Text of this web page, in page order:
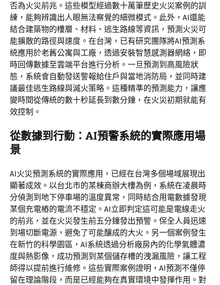
否為火災前兆。這些模型經過數十萬筆歷史火災案例的訓
練，能夠辨識出人眼無法察覺的細微模式。此外，AI還能
結合建築物的樓層、材料、逃生路線等資訊，預測火災可
能擴散的路徑與速度。在台灣，已有研究團隊將AI預測系
統應用於老舊公寓與工廠，透過安裝智慧感測器網絡，即
時回傳數據至雲端平台進行分析。一旦預測到高風險狀
態，系統會自動發送警報給住戶與當地消防局，並同時建
議最佳逃生路線與滅火策略。這種精準的預測能力，讓應
變時間從傳統的數十秒延長到數分鐘，在火災初期就能有
效控制。
從數據到行動：AI預警系統的實際應用場
景
AI火災預測系統的實際應用，已經在台灣多個場域展現出
顯著成效。以台北市的某棟商辦大樓為例，系統在凌晨時
分偵測到地下停車場的溫度異常，同時結合用電數據發現
某個充電樁的電流不穩定。AI立即判定這可能是電線走火
的前兆，並在火災發生前五分鐘發出預警。保全人員迅速
到場切斷電源，避免了可能釀成的大火。另一個案例發生
在新竹的科學園區，AI系統透過分析廠房內的化學氣體濃
度與熱影像，成功預測到某個儲存槽的洩漏風險，讓工程
師得以提前進行維修。這些實際案例證明，AI預測不僅停
留在理論階段，而是已經能夠在真實環境中發揮作用。對